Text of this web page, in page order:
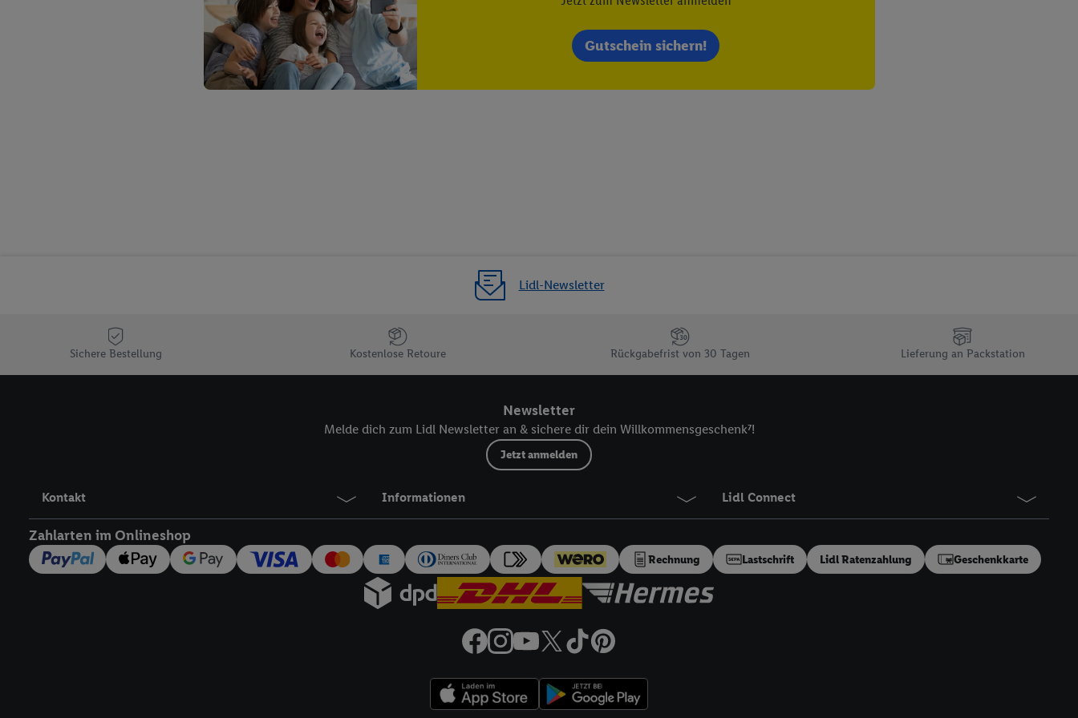
Gutschein sichern!
Lidl-Newsletter
Sichere Bestellung Kostenlose Retoure Rückgabefrist von 30 Tagen Lieferung an Packstation
Newsletter
Melde dich zum Lidl Newsletter an & sichere dir dein Willkommensgeschenk⁷!
Jetzt anmelden
Kontakt Informationen Lidl Connect
Zahlarten im Onlineshop
Rechnung Lastschrift Lidl Ratenzahlung Geschenkkarte
Verantwortlichkeit mit einem der oben genannten Partner verwendet werden, um daraus eine spezielle Online-Kennung
zu erstellen (die sogenannte EUID), die wir sodann ähnlich wie die sogleich beschriebene Utiq-Kennung verwenden
können, um Sie in von Dritten betriebenen Diensten zu erkennen und Ihnen personalisierte Werbung auszuspielen.
Hierzu wird von uns und einem der anderen oben genannten Partner auch Ihre in einen Hashwert umgewandelte E-Mail-
Adresse in gemeinsamer Verantwortlichkeit verarbeitet.
Telekommunikations-basierten Utiq-Technologie für digitales Marketing“ am unteren Ende dieser Einwilligung (nur für
die Lidl-Dienste) widerrufen. Weitere Informationen finden Sie in den
„Zustimmen“ stimmen Sie allen Verarbeitungen zu sämtlichen vorgenannten Zwecken unter Einbindung sämtlicher
genannten Partner zu. Weitere Informationen, auch zur Speicherdauer der Daten und zu Ihrem Recht, Ihre Einwilligung
jederzeit mit Wirkung für die Zukunft zu widerrufen, finden Sie in unserenDatenschutzbestimmungen.Die Impressen
nachfolgend schlagwortartig benannten Zwecke und Funktionen im Rahmen des Einsatzes des IAB TCF für Werbung und
Gewährleistung der Sicherheit, Verhinderung und Aufdeckung von Betrug und Fehlerbehebung, Bereitstellung und
Verknüpfung verschiedener Endgeräte, Identifikation von Geräten anhand automatisch übermittelter Informationen,
Verwendung genauer Standortdaten. Erstellung von Profilen für personalisierte Werbung. Speichern von oder
Zugriff auf Informationen auf einem Endgerät. Entwicklung und Verbesserung der Angebote. Analyse von
Zielgruppen durch Statistiken oder Kombinationen von Daten aus verschiedenen Quellen. Verwendung